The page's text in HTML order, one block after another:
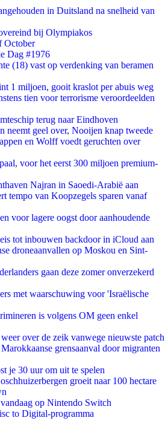
in Duitsland na snelheid van
bij Olympiakos
October
Dag #1976
(18) vast op verdenking van beramen
1 miljoen, gooit kraslot per abuis weg
tien voor terrorisme veroordeelden
terug naar Eindhoven
neemt geel over, Nooijen knap tweede
en Wolff voedt geruchten over
voor het eerst 300 miljoen premium-
Najran in Saoedi-Arabië aan
tempo van Koopzegels sparen vanaf
voor lagere oogst door aanhoudende
tot inbouwen backdoor in iCloud aan
droneaanvallen op Moskou en Sint-
gaan deze zomer onverzekerd
met waarschuwing voor 'Israëlische
is volgens OM geen enkel
over de zeik vanwege nieuwste patch
grensaanval door migranten
je 30 uur om uit te spelen
groeit naar 100 hectare
op Nintendo Switch
to Digital-programma